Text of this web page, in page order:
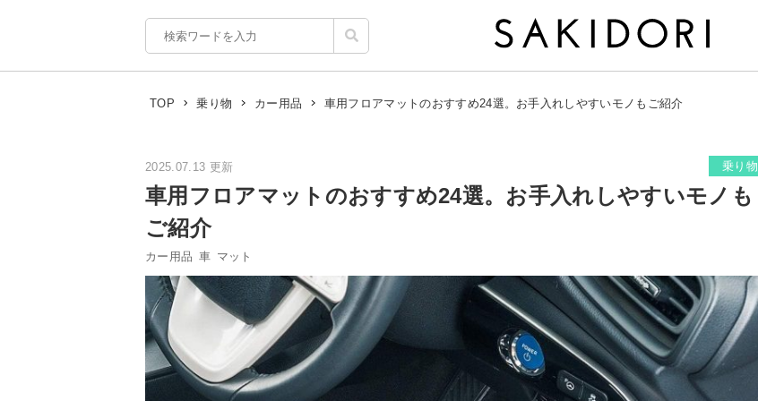
TOP 乗り物 カー用品 車用フロアマットのおすすめ24選。お手入れしやすいモノもご紹介
2025.07.13 更新 乗り物
車用フロアマットのおすすめ24選。お手入れしやすいモノも
ご紹介
カー用品 車 マット